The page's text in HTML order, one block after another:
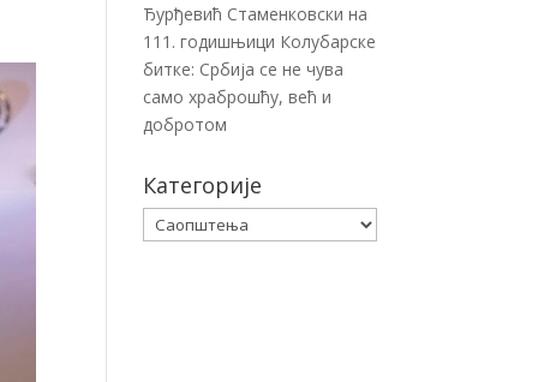
Ђурђевић Стаменковски на
111. годишњици Колубарске
битке: Србија се не чува
само храброшћу, већ и
добротом
Категорије
Категорије